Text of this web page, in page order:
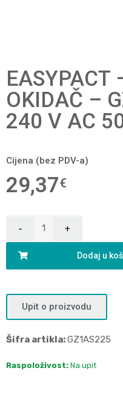
EASYPACT
OKIDAČ –
240 V AC
Cijena (bez PDV-a)
29,37€
Dodaj u
Upit o proizvodu
Šifra artikla:GZ1AS225
Raspoloživost: Na upit